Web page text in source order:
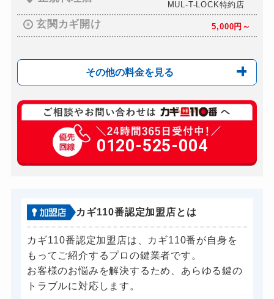
MUL-T-LOCK特約店
玄関カギ開け 5,000円～
その他の料金を見る
玄関カギ複製 550円(税込)～
玄関カギ開け
玄関カギ修理 別途お見積り
玄関カギ交換
車カギ開け 8,000円～
バイクカギ開け
バイクカギ作成 8,000円～※店舗持ち...
スーツケースカギ開け
0120-525-004
カギ110番認定加盟店とは
カギ110番認定加盟店は、カギ110番が自身を
もってご紹介するプロの鍵業者です。
お客様のお悩みを解決するため、あらゆる鍵の
トラブルに対応します。